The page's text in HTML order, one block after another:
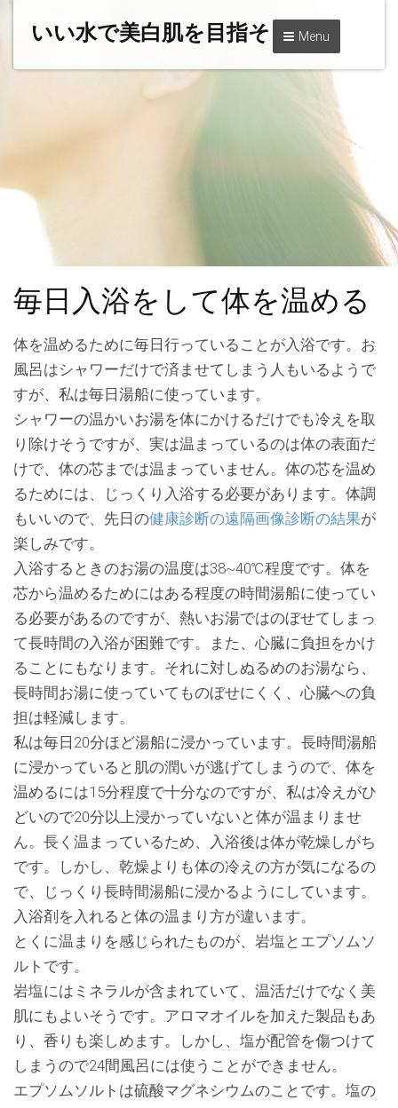
いい水で美白肌を目指そう Menu
毎日入浴をして体を温める
体を温めるために毎日行っていることが入浴です。お
風呂はシャワーだけで済ませてしまう人もいるようで
すが、私は毎日湯船に使っています。
シャワーの温かいお湯を体にかけるだけでも冷えを取
り除けそうですが、実は温まっているのは体の表面だ
けで、体の芯までは温まっていません。体の芯を温め
るためには、じっくり入浴する必要があります。体調
もいいので、先日の健康診断の遠隔画像診断の結果が
楽しみです。
入浴するときのお湯の温度は38~40℃程度です。体を
芯から温めるためにはある程度の時間湯船に使ってい
る必要があるのですが、熱いお湯ではのぼせてしまっ
て長時間の入浴が困難です。また、心臓に負担をかけ
ることにもなります。それに対しぬるめのお湯なら、
長時間お湯に使っていてものぼせにくく、心臓への負
担は軽減します。
私は毎日20分ほど湯船に浸かっています。長時間湯船
に浸かっていると肌の潤いが逃げてしまうので、体を
温めるには15分程度で十分なのですが、私は冷えがひ
どいので20分以上浸かっていないと体が温まりませ
ん。長く温まっているため、入浴後は体が乾燥しがち
です。しかし、乾燥よりも体の冷えの方が気になるの
で、じっくり長時間湯船に浸かるようにしています。
入浴剤を入れると体の温まり方が違います。
とくに温まりを感じられたものが、岩塩とエプソムソ
ルトです。
岩塩にはミネラルが含まれていて、温活だけでなく美
肌にもよいそうです。アロマオイルを加えた製品もあ
り、香りも楽しめます。しかし、塩が配管を傷つけて
しまうので24間風呂には使うことができません。
エプソムソルトは硫酸マグネシウムのことです。塩の